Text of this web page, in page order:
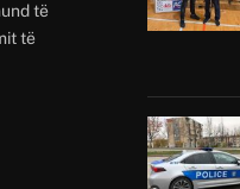
të
të